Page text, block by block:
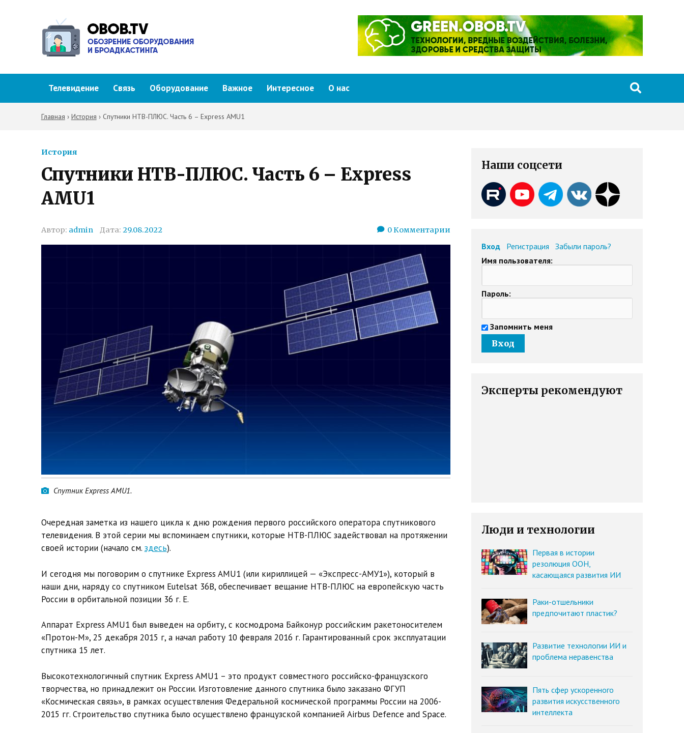
Телевидение Связь Оборудование Важное Интересное О нас
Главная › История › Спутники НТВ-ПЛЮС. Часть 6 – Express AMU1
История
Спутники НТВ-ПЛЮС. Часть 6 – Express
AMU1
Автор: admin Дата: 29.08.2022 0Комментарии
Спутник Express AMU1.
Очередная заметка из нашего цикла к дню рождения первого российского оператора спутникового
телевидения. В этой серии мы вспоминаем спутники, которые НТВ-ПЛЮС задействовал на протяжении
своей истории (начало см. здесь).
И сегодня мы поговорим о спутнике Express AMU1 (или кириллицей — «Экспресс-АМУ1»), который в
наши дни, наряду со спутником Eutelsat 36B, обеспечивает вещание НТВ-ПЛЮС на европейскую часть
России в орбитальной позиции 36 г. E.
Аппарат Express AMU1 был выведен на орбиту, с космодрома Байконур российским ракетоносителем
«Протон-М», 25 декабря 2015 г, а начал работу 10 февраля 2016 г. Гарантированный срок эксплуатации
спутника 15 лет.
Высокотехнологичный спутник Express AMU1 – это продукт совместного российско-французского
творчества, но принадлежит он России. Изготовление данного спутника было заказано ФГУП
«Космическая связь», в рамках осуществления Федеральной космической программы России на 2006-
2015 гг. Строительство спутника было осуществлено французской компанией Airbus Defence and Space.
Наши соцсети
Вход Регистрация
Забыли пароль?
Имя пользователя:
Пароль:
Запомнить меня
Эксперты рекомендуют
Люди и технологии
Первая в истории
резолюция ООН,
касающаяся развития ИИ
Раки-отшельники
предпочитают пластик?
Развитие технологии ИИ и
проблема неравенства
Пять сфер ускоренного
развития искусственного
интеллекта